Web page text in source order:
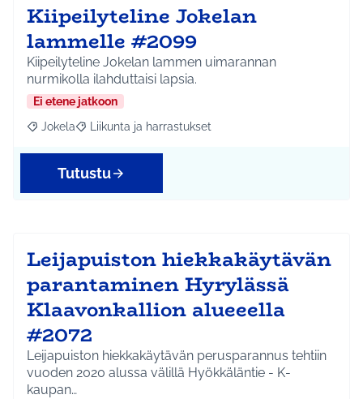
Kiipeilyteline Jokelan
lammelle #2099
Kiipeilyteline Jokelan lammen uimarannan
nurmikolla ilahduttaisi lapsia.
Ei etene jatkoon
Rajaa tulokset aihepiirin mukaan: Jokela
Jokela Rajaa tulokset teeman mukaan: Liikunta ja
Liikunta ja harrastukset
Tutustu
Leijapuiston hiekkakäytävän
parantaminen Hyrylässä
Klaavonkallion alueeella
#2072
Leijapuiston hiekkakäytävän perusparannus tehtiin
vuoden 2020 alussa välillä Hyökkäläntie - K-
kaupan…